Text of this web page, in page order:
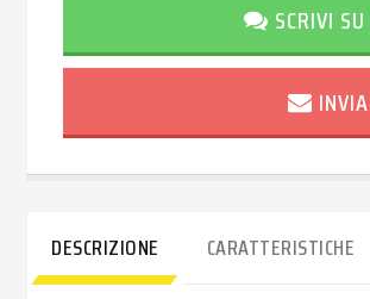
SCRIVI
DESCRIZIONE CARATTERISTICHE